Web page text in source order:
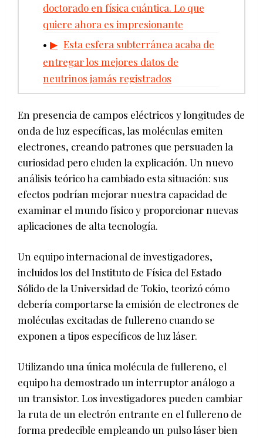
doctorado en física cuántica. Lo que
quiere ahora es impresionante
Esta esfera subterránea acaba de
entregar los mejores datos de
neutrinos jamás registrados
En presencia de campos eléctricos y longitudes de
onda de luz específicas, las moléculas emiten
electrones, creando patrones que persuaden la
curiosidad pero eluden la explicación. Un nuevo
análisis teórico ha cambiado esta situación: sus
efectos podrían mejorar nuestra capacidad de
examinar el mundo físico y proporcionar nuevas
aplicaciones de alta tecnología.
Un equipo internacional de investigadores,
incluidos los del Instituto de Física del Estado
Sólido de la Universidad de Tokio, teorizó cómo
debería comportarse la emisión de electrones de
moléculas excitadas de fullereno cuando se
exponen a tipos específicos de luz láser.
Utilizando una única molécula de fullereno, el
equipo ha demostrado un interruptor análogo a
un transistor. Los investigadores pueden cambiar
la ruta de un electrón entrante en el fullereno de
forma predecible empleando un pulso láser bien